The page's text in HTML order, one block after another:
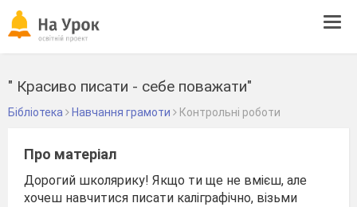
" Красиво писати - себе поважати"
Бібліотека Навчання грамоти Контрольні роботи
Про матеріал
Дорогий школярику! Якщо ти ще не вмієш, але
хочеш навчитися писати каліграфічно, візьми